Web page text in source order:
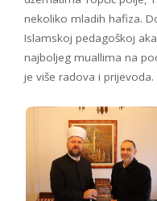
nekoliko mladih hafiza.
Islamskoj pedagoškoj
najboljeg muallima na
je više radova i prijevoda.